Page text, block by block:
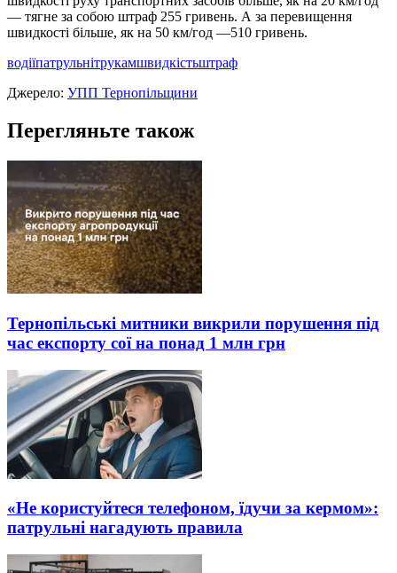
— тягне за собою штраф 255 гривень. А за перевищення
швидкості більше, як на 50 км/год —510 гривень.
водіїпатрульнітрукамшвидкістьштраф
Джерело: УПП Тернопільщини
Перегляньте також
Тернопільські митники викрили порушення під
час експорту сої на понад 1 млн грн
«Не користуйтеся телефоном, їдучи за кермом»:
патрульні нагадують правила